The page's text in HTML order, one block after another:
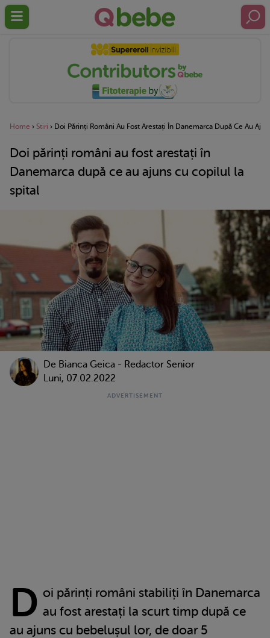
Home › Stiri › Doi Părinți Români Au Fost Arestați În Danemarca După Ce Au
Doi părinți români au fost arestați în
Danemarca după ce au ajuns cu copilul la
spital
De Bianca Geica - Redactor Senior
Luni, 07.02.2022
D oi părinți români stabiliți în Danemarca
au fost arestați la scurt timp după ce
au ajuns cu bebelușul lor, de doar 5